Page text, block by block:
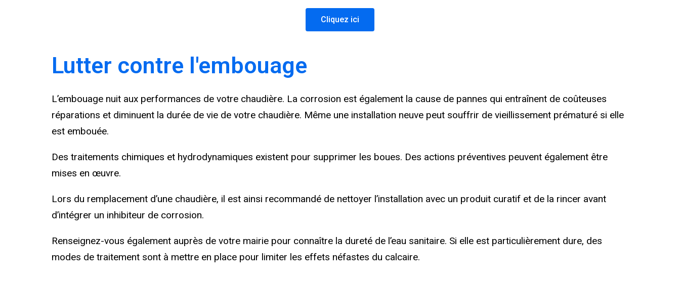
Cliquez ici
Lutter contre l'embouage
L’embouage nuit aux performances de votre chaudière. La corrosion est également la cause de pannes qui entraînent de coûteuses
réparations et diminuent la durée de vie de votre chaudière. Même une installation neuve peut souffrir de vieillissement prématuré si elle
est embouée.
Des traitements chimiques et hydrodynamiques existent pour supprimer les boues. Des actions préventives peuvent également être
mises en œuvre.
Lors du remplacement d’une chaudière, il est ainsi recommandé de nettoyer l’installation avec un produit curatif et de la rincer avant
d’intégrer un inhibiteur de corrosion.
Renseignez-vous également auprès de votre mairie pour connaître la dureté de l’eau sanitaire. Si elle est particulièrement dure, des
modes de traitement sont à mettre en place pour limiter les effets néfastes du calcaire.